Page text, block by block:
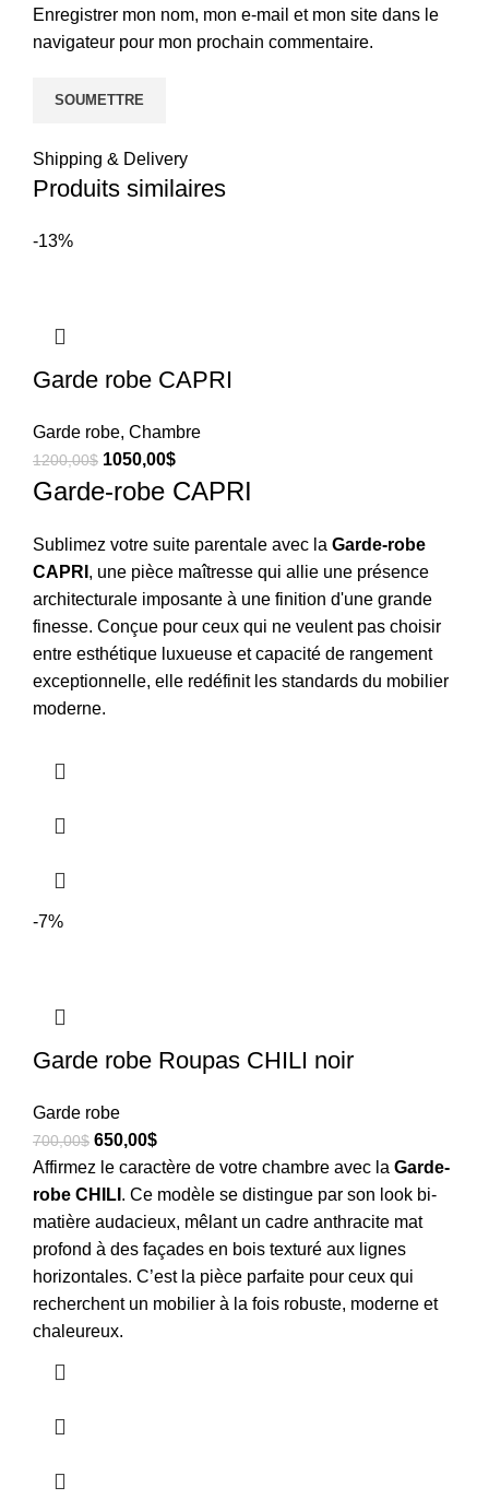
Enregistrer mon nom, mon e-mail et mon site dans le
navigateur pour mon prochain commentaire.
Shipping & Delivery
Produits similaires
-13%
Garde robe CAPRI
Garde robe, Chambre
1200,00$ 1050,00$
Garde-robe CAPRI
Sublimez votre suite parentale avec la Garde-robe
CAPRI , une pièce maîtresse qui allie une présence
architecturale imposante à une finition d'une grande
finesse. Conçue pour ceux qui ne veulent pas choisir
entre esthétique luxueuse et capacité de rangement
exceptionnelle, elle redéfinit les standards du mobilier
moderne.
-7%
Garde robe Roupas CHILI noir
Garde robe
700,00$ 650,00$
Affirmez le caractère de votre chambre avec la Garde-
robe CHILI . Ce modèle se distingue par son look bi-
matière audacieux, mêlant un cadre anthracite mat
profond à des façades en bois texturé aux lignes
horizontales. C’est la pièce parfaite pour ceux qui
recherchent un mobilier à la fois robuste, moderne et
chaleureux.